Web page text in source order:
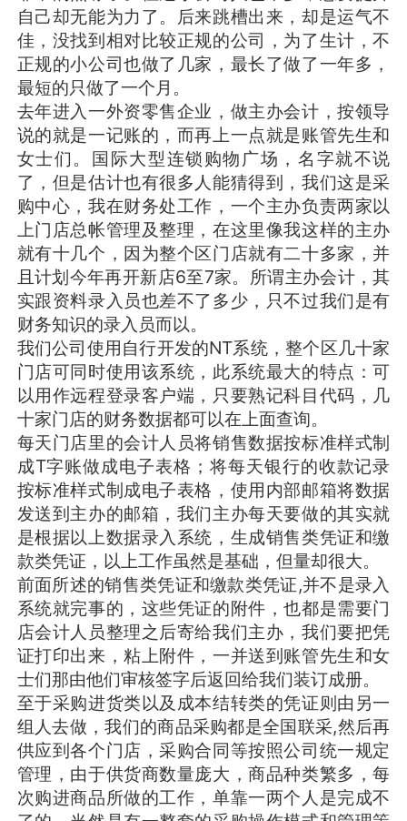
自己却无能为力了。后来跳槽出来，却是运气不
佳，没找到相对比较正规的公司，为了生计，不
正规的小公司也做了几家，最长了做了一年多，
最短的只做了一个月。
去年进入一外资零售企业，做主办会计，按领导
说的就是一记账的，而再上一点就是账管先生和
女士们。国际大型连锁购物广场，名字就不说
了，但是估计也有很多人能猜得到，我们这是采
购中心，我在财务处工作，一个主办负责两家以
上门店总帐管理及整理，在这里像我这样的主办
就有十几个，因为整个区门店就有二十多家，并
且计划今年再开新店6至7家。所谓主办会计，其
实跟资料录入员也差不了多少，只不过我们是有
财务知识的录入员而以。
我们公司使用自行开发的NT系统，整个区几十家
门店可同时使用该系统，此系统最大的特点：可
以用作远程登录客户端，只要熟记科目代码，几
十家门店的财务数据都可以在上面查询。
每天门店里的会计人员将销售数据按标准样式制
成T字账做成电子表格；将每天银行的收款记录
按标准样式制成电子表格，使用内部邮箱将数据
发送到主办的邮箱，我们主办每天要做的其实就
是根据以上数据录入系统，生成销售类凭证和缴
款类凭证，以上工作虽然是基础，但量却很大。
前面所述的销售类凭证和缴款类凭证,并不是录入
系统就完事的，这些凭证的附件，也都是需要门
店会计人员整理之后寄给我们主办，我们要把凭
证打印出来，粘上附件，一并送到账管先生和女
士们那由他们审核签字后返回给我们装订成册。
至于采购进货类以及成本结转类的凭证则由另一
组人去做，我们的商品采购都是全国联采,然后再
供应到各个门店，采购合同等按照公司统一规定
管理，由于供货商数量庞大，商品种类繁多，每
次购进商品所做的工作，单靠一两个人是完成不